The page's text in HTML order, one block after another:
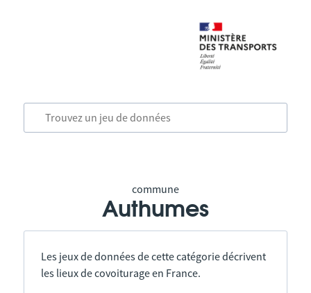
commune
Authumes
Les jeux de données de cette catégorie décrivent
les lieux de covoiturage en France.